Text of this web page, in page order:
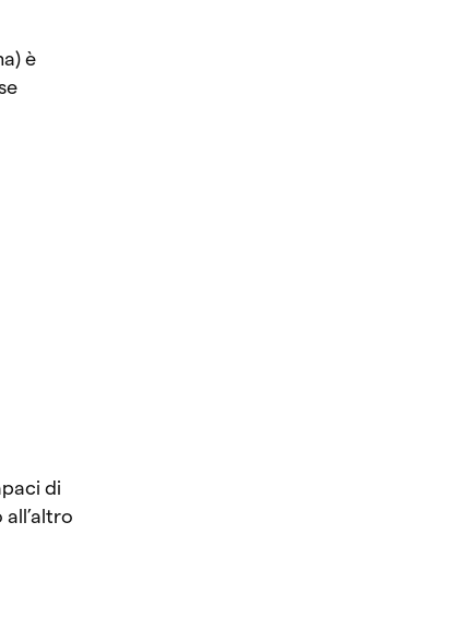
è
di